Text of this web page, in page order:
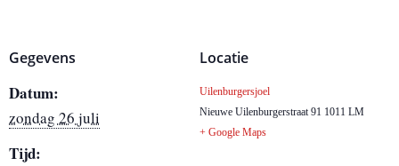
Gegevens
Datum:
zondag 26 juli
Tijd:
Locatie
Uilenburgersjoel
Nieuwe Uilenburgerstraat 91 1011 LM
+ Google Maps